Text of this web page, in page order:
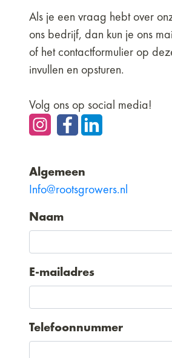
Als je een vraag hebt over
ons bedrijf, dan kun je ons
of het contactformulier op
invullen en opsturen.
Volg ons op social media!
Algemeen
Info@rootsgrowers.nl
Naam
E-mailadres
Telefoonnummer